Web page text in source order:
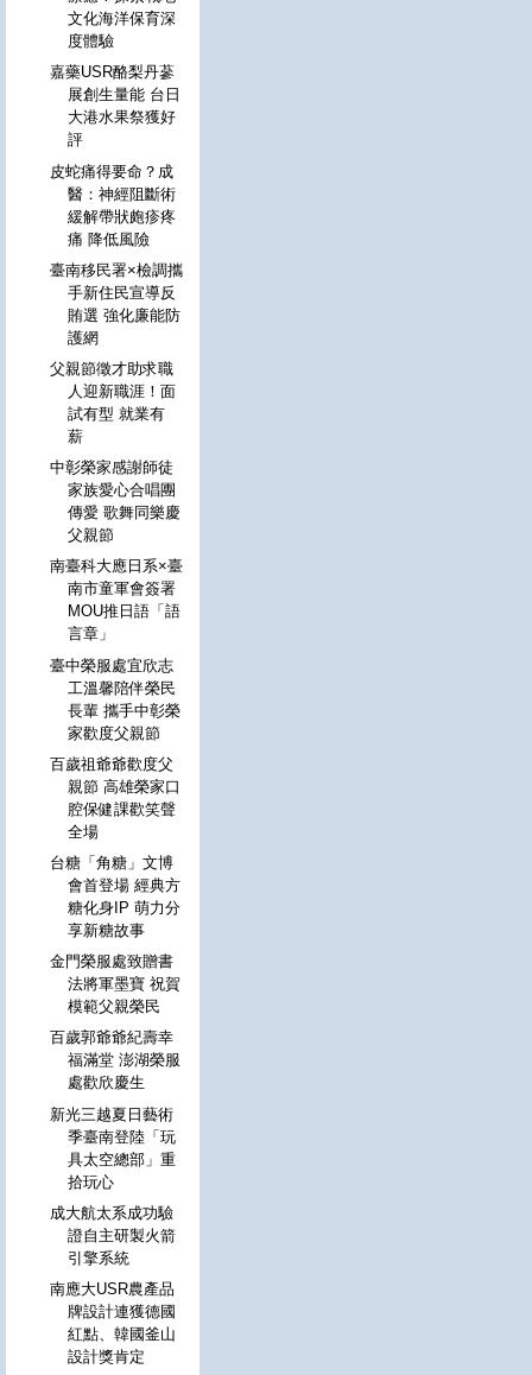
文化海洋保育深
度體驗
嘉藥USR酪梨丹蔘
展創生量能 台日
大港水果祭獲好
評
皮蛇痛得要命？成
醫：神經阻斷術
緩解帶狀皰疹疼
痛 降低風險
臺南移民署×檢調攜
手新住民宣導反
賄選 強化廉能防
護網
父親節徵才助求職
人迎新職涯！面
試有型 就業有
薪
中彰榮家感謝師徒
家族愛心合唱團
傳愛 歌舞同樂慶
父親節
南臺科大應日系×臺
南市童軍會簽署
MOU推日語「語
言章」
臺中榮服處宜欣志
工溫馨陪伴榮民
長輩 攜手中彰榮
家歡度父親節
百歲祖爺爺歡度父
親節 高雄榮家口
腔保健課歡笑聲
全場
台糖「角糖」文博
會首登場 經典方
糖化身IP 萌力分
享新糖故事
金門榮服處致贈書
法將軍墨寶 祝賀
模範父親榮民
百歲郭爺爺紀壽幸
福滿堂 澎湖榮服
處歡欣慶生
新光三越夏日藝術
季臺南登陸「玩
具太空總部」重
拾玩心
成大航太系成功驗
證自主研製火箭
引擎系統
南應大USR農產品
牌設計連獲德國
紅點、韓國釜山
設計獎肯定